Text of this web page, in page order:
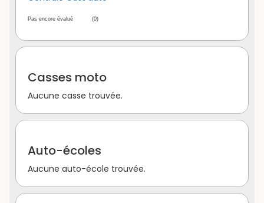
Pas encore évalué (0)
Casses moto
Aucune casse trouvée.
Auto-écoles
Aucune auto-école trouvée.